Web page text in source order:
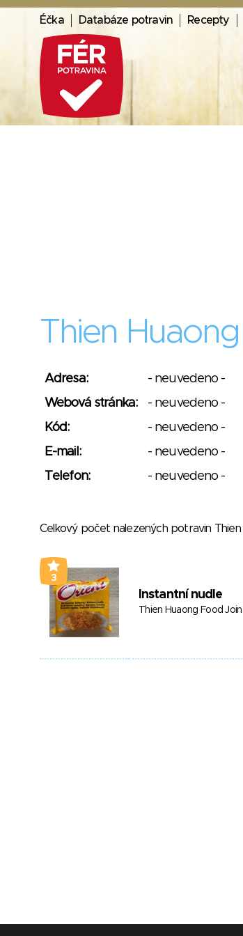
Éčka Databáze potravin Recepty
Thien
Adresa:
- neuvedeno -
Webová stránka:
- neuvedeno -
Kód:
- neuvedeno -
E-mail:
- neuvedeno -
Telefon:
- neuvedeno -
Celkový počet nalezených potravin
3
Instantní nudle
Thien Huaong Food